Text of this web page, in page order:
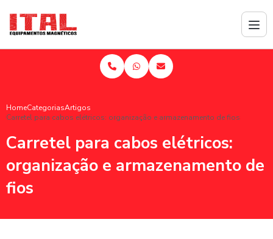
HomeCategoriasArtigos
Carretel para cabos elétricos: organização e armazenamento de fios
Carretel para cabos elétricos:
organização e armazenamento de
fios